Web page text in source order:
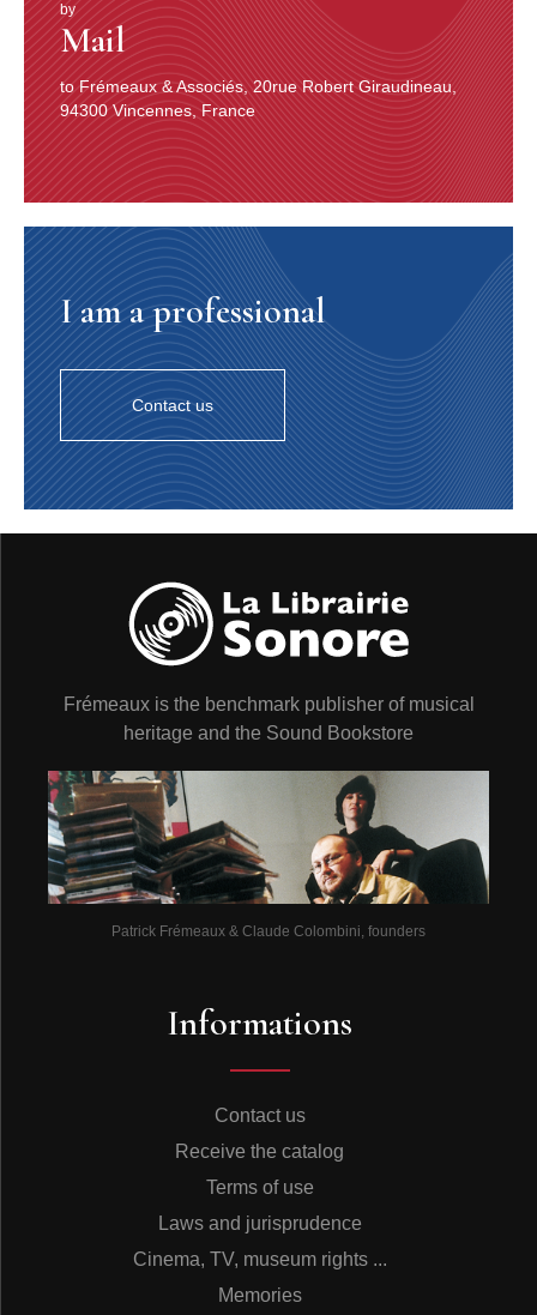
by
Mail
to Frémeaux & Associés, 20rue Robert Giraudineau,
94300 Vincennes, France
I am a professional
Contact us
Frémeaux is the benchmark publisher of musical
heritage and the Sound Bookstore
Patrick Frémeaux & Claude Colombini, founders
Informations
Contact us
Receive the catalog
Terms of use
Laws and jurisprudence
Cinema, TV, museum rights ...
Memories